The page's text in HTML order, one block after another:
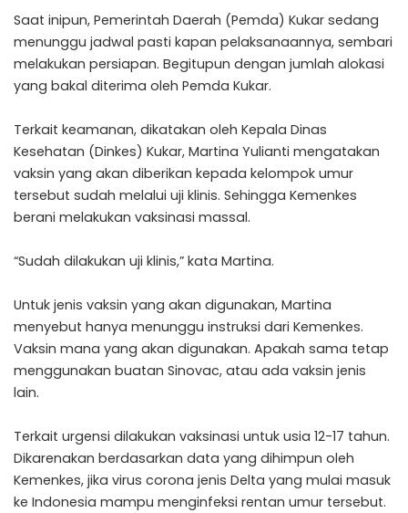
Saat inipun, Pemerintah Daerah (Pemda) Kukar sedang
menunggu jadwal pasti kapan pelaksanaannya, sembari
melakukan persiapan. Begitupun dengan jumlah alokasi
yang bakal diterima oleh Pemda Kukar.
Terkait keamanan, dikatakan oleh Kepala Dinas
Kesehatan (Dinkes) Kukar, Martina Yulianti mengatakan
vaksin yang akan diberikan kepada kelompok umur
tersebut sudah melalui uji klinis. Sehingga Kemenkes
berani melakukan vaksinasi massal.
“Sudah dilakukan uji klinis,” kata Martina.
Untuk jenis vaksin yang akan digunakan, Martina
menyebut hanya menunggu instruksi dari Kemenkes.
Vaksin mana yang akan digunakan. Apakah sama tetap
menggunakan buatan Sinovac, atau ada vaksin jenis
lain.
Terkait urgensi dilakukan vaksinasi untuk usia 12-17 tahun.
Dikarenakan berdasarkan data yang dihimpun oleh
Kemenkes, jika virus corona jenis Delta yang mulai masuk
ke Indonesia mampu menginfeksi rentan umur tersebut.